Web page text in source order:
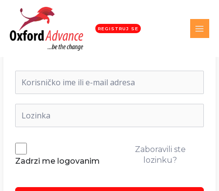
REGISTRUJ SE
Dobrodošli nazad!
Zadrzi me logovanim
Zaboravili ste
lozinku?